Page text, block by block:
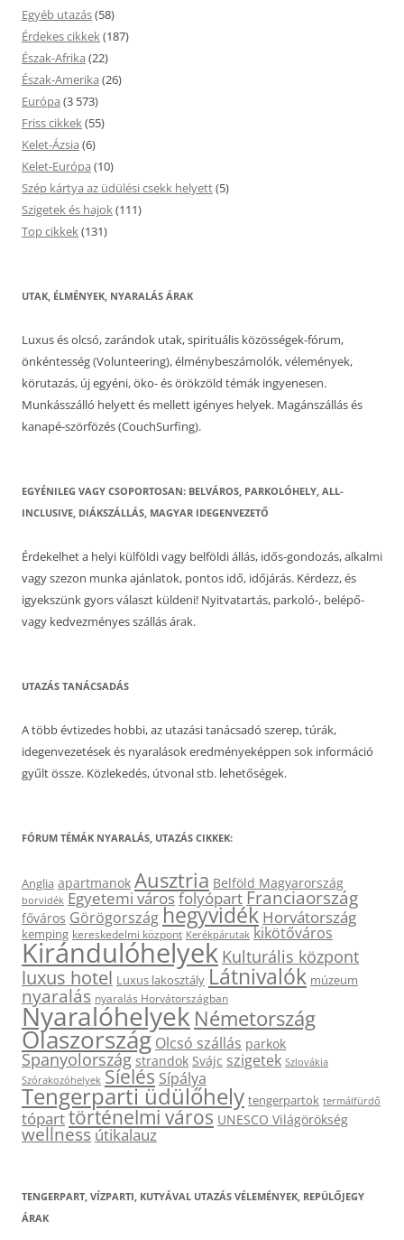
Egyéb utazás(58)
Érdekes cikkek(187)
Észak-Afrika (22)
Észak-Amerika (26)
Európa (3 573)
Friss cikkek(55)
Kelet-Ázsia (6)
Kelet-Európa (10)
Szép kártya az üdülési csekk helyett(5)
Szigetek és hajok(111)
Top cikkek(131)
UTAK, ÉLMÉNYEK, NYARALÁS ÁRAK
Luxus és olcsó, zarándok utak, spirituális közösségek-fórum,
önkéntesség (Volunteering), élménybeszámolók, vélemények,
körutazás, új egyéni, öko- és örökzöld témák ingyenesen.
Munkásszálló helyett és mellett igényes helyek. Magánszállás és
kanapé-szörfözés (CouchSurfing).
EGYÉNILEG VAGY CSOPORTOSAN: BELVÁROS, PARKOLÓHELY, ALL-
INCLUSIVE, DIÁKSZÁLLÁS, MAGYAR IDEGENVEZETŐ
Érdekelhet a helyi külföldi vagy belföldi állás, idős-gondozás, alkalmi
vagy szezon munka ajánlatok, pontos idő, időjárás. Kérdezz, és
igyekszünk gyors választ küldeni! Nyitvatartás, parkoló-, belépő-
vagy kedvezményes szállás árak.
UTAZÁS TANÁCSADÁS
A több évtizedes hobbi, az utazási tanácsadó szerep, túrák,
idegenvezetések és nyaralások eredményeképpen sok információ
gyűlt össze. Közlekedés, útvonal stb. lehetőségek.
FÓRUM TÉMÁK NYARALÁS, UTAZÁS CIKKEK:
Anglia apartmanok Ausztria Belföld Magyarország
borvidék Egyetemi városfolyópartFranciaország
főváros Görögországhegyvidék Horvátország
kemping kereskedelmi központ Kerékpárutak kikötőváros
Kirándulóhelyek Kulturális központ
luxus hotel Luxus lakosztály Látnivalók múzeum
nyaralás nyaralás Horvátországban
Nyaralóhelyek Németország
Olaszország Olcsó szállás parkok
Spanyolország strandok Svájc szigetek Szlovákia
Szórakozóhelyek Síelés Sípálya
Tengerparti üdülőhely tengerpartok termálfürdő
tóparttörténelmi város UNESCO Világörökség
wellnessútikalauz
TENGERPART, VÍZPARTI, KUTYÁVAL UTAZÁS VÉLEMÉNYEK, REPÜLŐJEGY
ÁRAK